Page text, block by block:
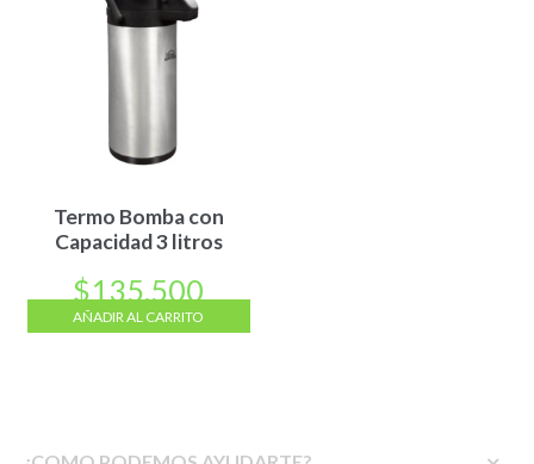
Termo Bomba con
Capacidad 3 litros
$135.500
AÑADIR AL CARRITO